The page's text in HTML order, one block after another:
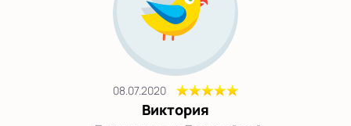
08.07.2020
Виктория